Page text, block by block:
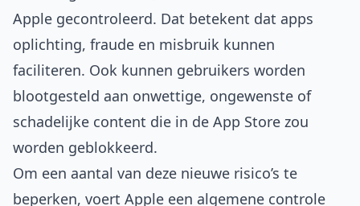
Apple gecontroleerd. Dat betekent dat apps
oplichting, fraude en misbruik kunnen
faciliteren. Ook kunnen gebruikers worden
blootgesteld aan onwettige, ongewenste of
schadelijke content die in de App Store zou
worden geblokkeerd.
Om een aantal van deze nieuwe risico’s te
beperken, voert Apple een algemene controle